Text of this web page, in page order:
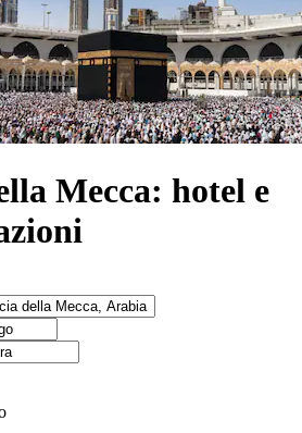
Mecca: hotel e